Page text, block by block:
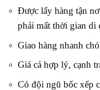
Được lấy hàng tận
phải mất thời gian di
Giao hàng nhanh
Giá cả hợp lý, cạnh
Có đội ngũ bốc xếp